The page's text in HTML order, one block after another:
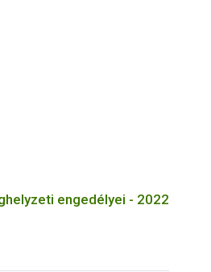
engedélyei - 2022